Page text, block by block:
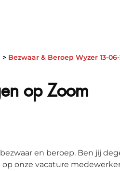
Bezwaar & Beroep Wyzer 13-
op Zoom
en beroep. Ben jij
onze vacature